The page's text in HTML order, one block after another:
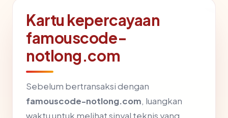
Kartu kepercayaan
famouscode-
notlong.com
Sebelum bertransaksi dengan
famouscode-notlong.com, luangkan